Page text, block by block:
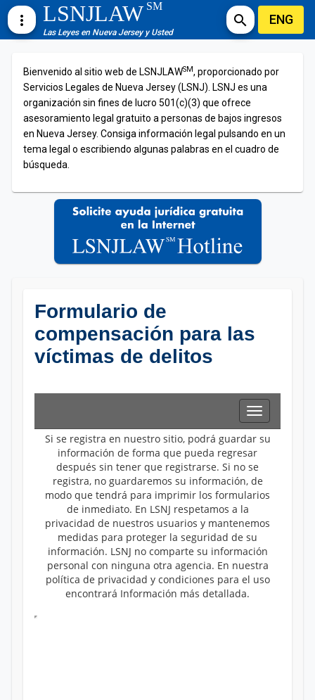
more_vert LSNJLAWSM
Las Leyes en Nueva Jersey y Usted
search ENG
Bienvenido al sitio web de LSNJLAWSM, proporcionado por
Servicios Legales de Nueva Jersey (LSNJ). LSNJ es una
organización sin fines de lucro 501(c)(3) que ofrece
asesoramiento legal gratuito a personas de bajos ingresos
en Nueva Jersey. Consiga información legal pulsando en un
tema legal o escribiendo algunas palabras en el cuadro de
búsqueda.
Formulario de
compensación para las
víctimas de delitos